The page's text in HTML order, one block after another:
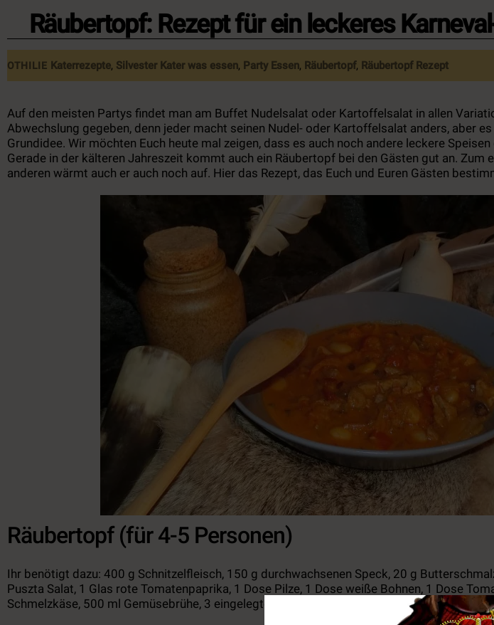
Räubertopf: Rezept für ein leckeres
OTHILIE Katerrezepte, Silvester Kater was essen, Party Essen, Räubertopf, Räubertopf Rezept
Auf den meisten Partys findet man am Buffet Nudelsalat oder Kartoffelsalat in allen
Abwechslung gegeben, denn jeder macht seinen Nudel- oder Kartoffelsalat anders, aber
Grundidee. Wir möchten Euch heute mal zeigen, dass es auch noch andere leckere
Gerade in der kälteren Jahreszeit kommt auch ein Räubertopf bei den Gästen gut an. Zum
anderen wärmt auch er auch noch auf. Hier das Rezept, das Euch und Euren Gästen
Räubertopf (für 4-5 Personen)
Ihr benötigt dazu: 400 g Schnitzelfleisch, 150 g durchwachsenen Speck, 20 g
Puszta Salat, 1 Glas rote Tomatenpaprika, 1 Dose Pilze, 1 Dose weiße Bohnen, 1 Dose
Schmelzkäse, 500 ml Gemüsebrühe, 3 eingelegte mittelscharfe Peperoni, Salz, Pfeffer,